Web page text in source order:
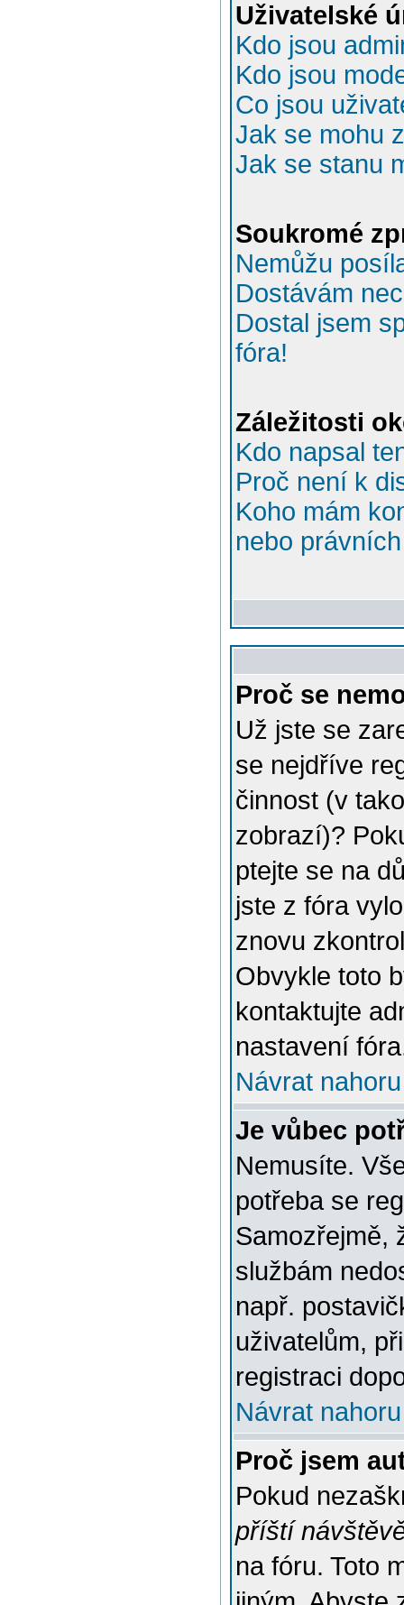
Uživatelské
Kdo jsou
Kdo jsou
Co jsou
Jak se mohu
Jak se stanu
Soukromé
Nemůžu
Dostávám
Dostal jsem
fóra!
Záležitosti
Kdo napsal
Proč není k
Koho mám
nebo
Proč se
Už jste se
se nejdříve
činnost (v
zobrazí)?
ptejte se na
jste z fóra
znovu
Obvykle toto
kontaktujte
nastavení
Návrat nahoru
Je vůbec
Nemusíte.
potřeba se
Samozřejmě,
službám
např.
uživatelům,
registraci
Návrat nahoru
Proč jsem
Pokud
příští
na fóru. Toto